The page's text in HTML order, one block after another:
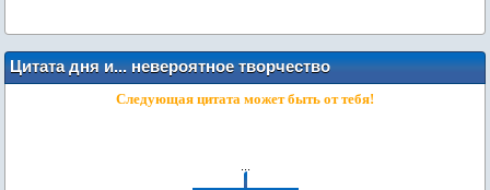
Цитата дня и... невероятное творчество
наших пользователей: стихи
Следующая цитата может быть от тебя!